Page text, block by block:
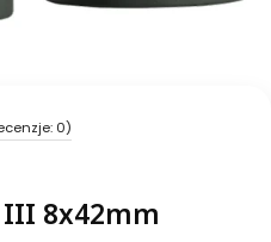
0)
III 8x42mm